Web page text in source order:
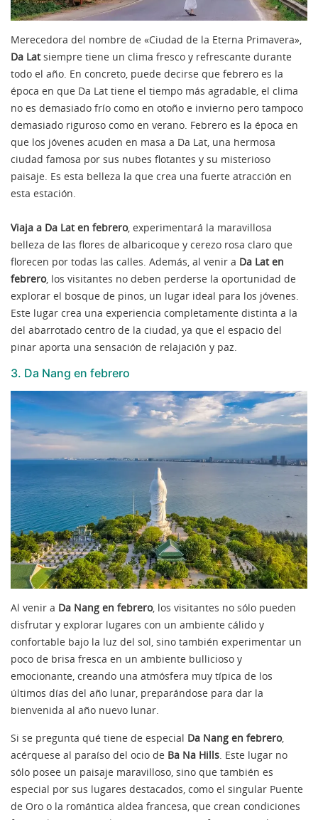
Merecedora del nombre de «Ciudad de la Eterna Primavera»,
Da Latsiempre tiene un clima fresco y refrescante durante
todo el año. En concreto, puede decirse que febrero es la
época en que Da Lat tiene el tiempo más agradable, el clima
no es demasiado frío como en otoño e invierno pero tampoco
demasiado riguroso como en verano. Febrero es la época en
que los jóvenes acuden en masa a Da Lat, una hermosa
ciudad famosa por sus nubes flotantes y su misterioso
paisaje. Es esta belleza la que crea una fuerte atracción en
esta estación.
Viaja a Da Lat en febrero, experimentará la maravillosa
belleza de las flores de albaricoque y cerezo rosa claro que
florecen por todas las calles. Además, al venir a Da Lat en
febrero, los visitantes no deben perderse la oportunidad de
explorar el bosque de pinos, un lugar ideal para los jóvenes.
Este lugar crea una experiencia completamente distinta a la
del abarrotado centro de la ciudad, ya que el espacio del
pinar aporta una sensación de relajación y paz.
3. Da Nang en febrero
Al venir a Da Nang en febrero, los visitantes no sólo pueden
disfrutar y explorar lugares con un ambiente cálido y
confortable bajo la luz del sol, sino también experimentar un
poco de brisa fresca en un ambiente bullicioso y
emocionante, creando una atmósfera muy típica de los
últimos días del año lunar, preparándose para dar la
bienvenida al año nuevo lunar.
Si se pregunta qué tiene de especial Da Nang en febrero,
acérquese al paraíso del ocio de Ba Na Hills. Este lugar no
sólo posee un paisaje maravilloso, sino que también es
especial por sus lugares destacados, como el singular Puente
de Oro o la romántica aldea francesa, que crean condiciones